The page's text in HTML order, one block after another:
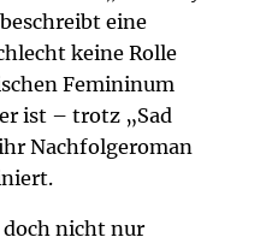
eine
keine Rolle
Femininum
ist – trotz „Sad
Nachfolgeroman
nicht nur